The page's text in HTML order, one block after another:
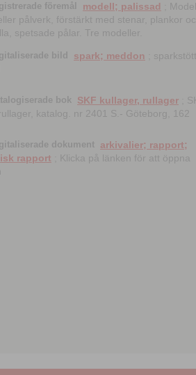
föremål modell; palissad
;
pålverk, förstärkt med stenar, plankor
spetsade pålar. Tre modeller.
bild spark; meddon ;
bok SKF kullager, rullager ;
katalog. nr 2401 S.- Göteborg, 162
dokument arkivalier; rapport;
rapport ; Klicka på länken för att öppna